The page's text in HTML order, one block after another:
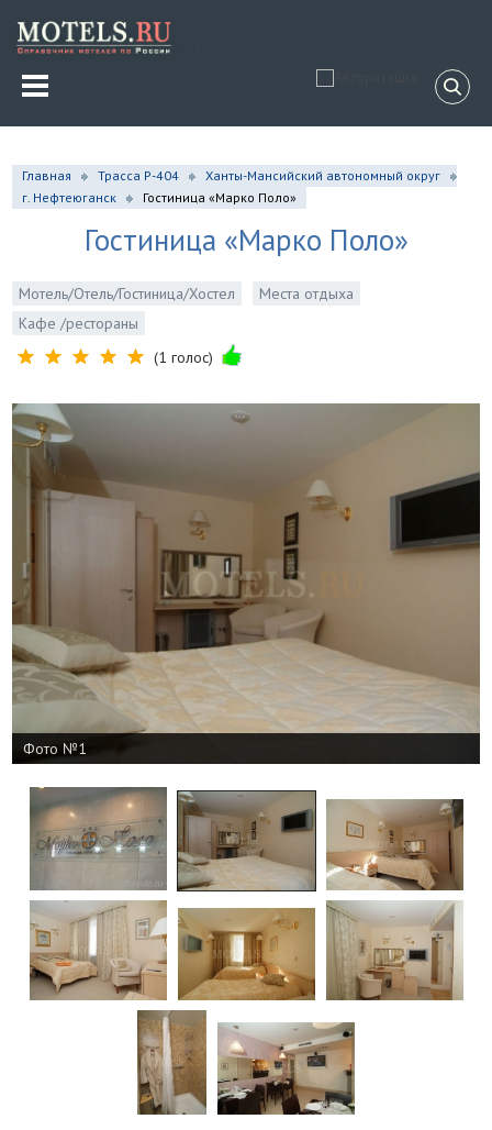
Главная Трасса Р-404
Ханты-Мансийский автономный округ
г. Нефтеюганск
Гостиница «Марко Поло»
Гостиница «Марко Поло»
Мотель/Отель/Гостиница/Хостел
Места отдыха
Кафе /рестораны
(1 голос)
Фото №1